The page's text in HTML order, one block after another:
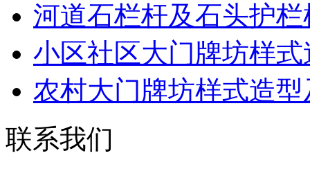
河道石栏杆及石头护
小区社区大门牌坊样
农村大门牌坊样式造
联系我们